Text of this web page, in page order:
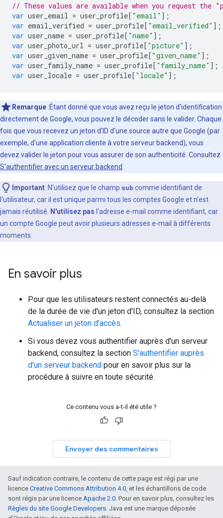
// These values are available when you request the
var user_email = user_profile[ "email" ];
var email_verified = user_profile[ "email_verified" ];
var user_name = user_profile[ "name" ];
var user_photo_url = user_profile[ "picture" ];
var user_given_name = user_profile[ "given_name" ];
var user_family_name = user_profile[ "family_name" ];
var user_locale = user_profile[ "locale" ];
Remarque :Étant donné que vous avez reçu le jeton d'identification
directement de Google, vous pouvez le décoder sans le valider. Chaque
fois que vous recevez un jeton d'ID d'une source autre que Google (par
exemple, d'une application cliente à votre serveur backend), vous
devez valider le jeton pour vous assurer de son authenticité. Consultez
S'authentifier avec un serveur backend
Important :N'utilisez que le champ sub comme identifiant de
l'utilisateur, car il est unique parmi tous les comptes Google et n'est
jamais réutilisé.
N'utilisez pas l'adresse e-mail comme identifiant, car
un compte Google peut avoir plusieurs adresses e-mail à différents
moments.
En savoir plus
Pour que les utilisateurs restent connectés au-delà
de la durée de vie d'un jeton d'ID, consultez la section
Actualiser un jeton d'accès.
Si vous devez vous authentifier auprès d'un serveur
backend, consultez la section S'authentifier auprès
d'un serveur backend pour en savoir plus sur la
procédure à suivre en toute sécurité.
Ce contenu vous a-t-il été utile ?
Envoyer des commentaires
Sauf indication contraire, le contenu de cette page est régi par une
licence Creative Commons Attribution 4.0 , et les échantillons de code
sont régis par une licence Apache 2.0 . Pour en savoir plus, consultez les
Règles du site Google Developers . Java est une marque déposée